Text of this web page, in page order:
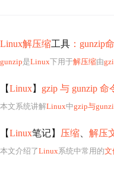
Linux解压缩工具 ：gunzip
gunzip是Linux下用于解压缩由
【Linux】 gzip 与 gunzip
本文系统讲解Linux中gzip与
【Linux笔记】 压缩 解压
本文介绍了Linux系统中常用的文